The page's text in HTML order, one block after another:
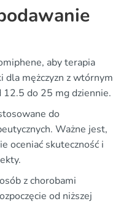
aby terapia
dla mężczyzn z wtórnym
12.5 do 25 mg dziennie.
do
Ważne jest,
oceniać skuteczność i
z chorobami
od niższej